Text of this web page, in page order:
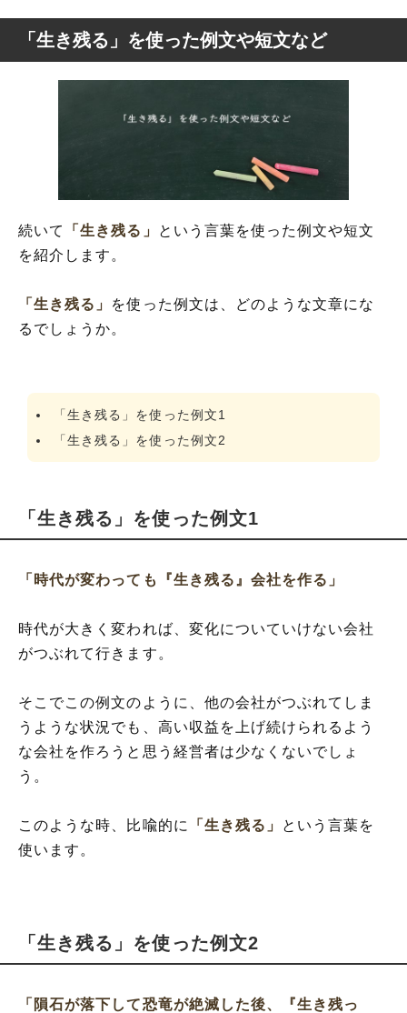
「生き残る」を使った例文や短文など
続いて 「生き残る」
という言葉を使った例文や短文
を紹介します。
「生き残る」 を使った例文は、どのような文章にな
るでしょうか。
「生き残る」を使った例文1
「生き残る」を使った例文2
「生き残る」を使った例文1
「時代が変わっても『生き残る』会社を作る」
時代が大きく変われば、変化についていけない会社
がつぶれて行きます。
そこでこの例文のように、他の会社がつぶれてしま
うような状況でも、高い収益を上げ続けられるよう
な会社を作ろうと思う経営者は少なくないでしょ
う。
このような時、比喩的に 「生き残る」
という言葉を
使います。
「生き残る」を使った例文2
「隕石が落下して恐竜が絶滅した後、『生き残っ